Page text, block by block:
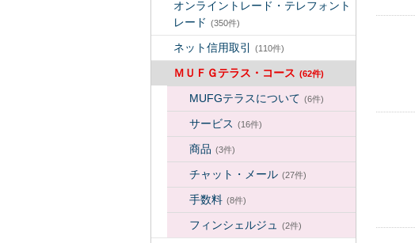
オンライントレード・テレフォント
レード (350件)
ネット信用取引 (110件)
ＭＵＦＧテラス・コース (62件)
MUFGテラスについて (6件)
サービス (16件)
商品 (3件)
チャット・メール (27件)
手数料 (8件)
フィンシェルジュ (2件)